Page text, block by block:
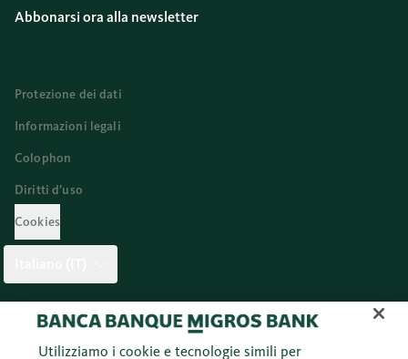
Abbonarsi ora alla newsletter
Protezione dei dati
Informazioni legali
Colophon
Diritti d’uso
Cookies
Twitter Facebook Blog Instagram Youtube
Utilizziamo i cookie e tecnologie simili per